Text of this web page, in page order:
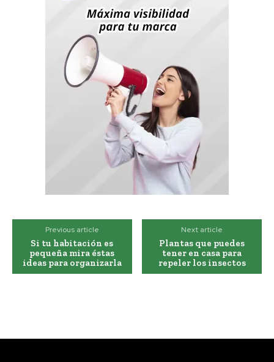
Previous article
Si tu habitación es
pequeña mira éstas
ideas para organizarla
Next article
Plantas que puedes
tener en casa para
repeler los insectos